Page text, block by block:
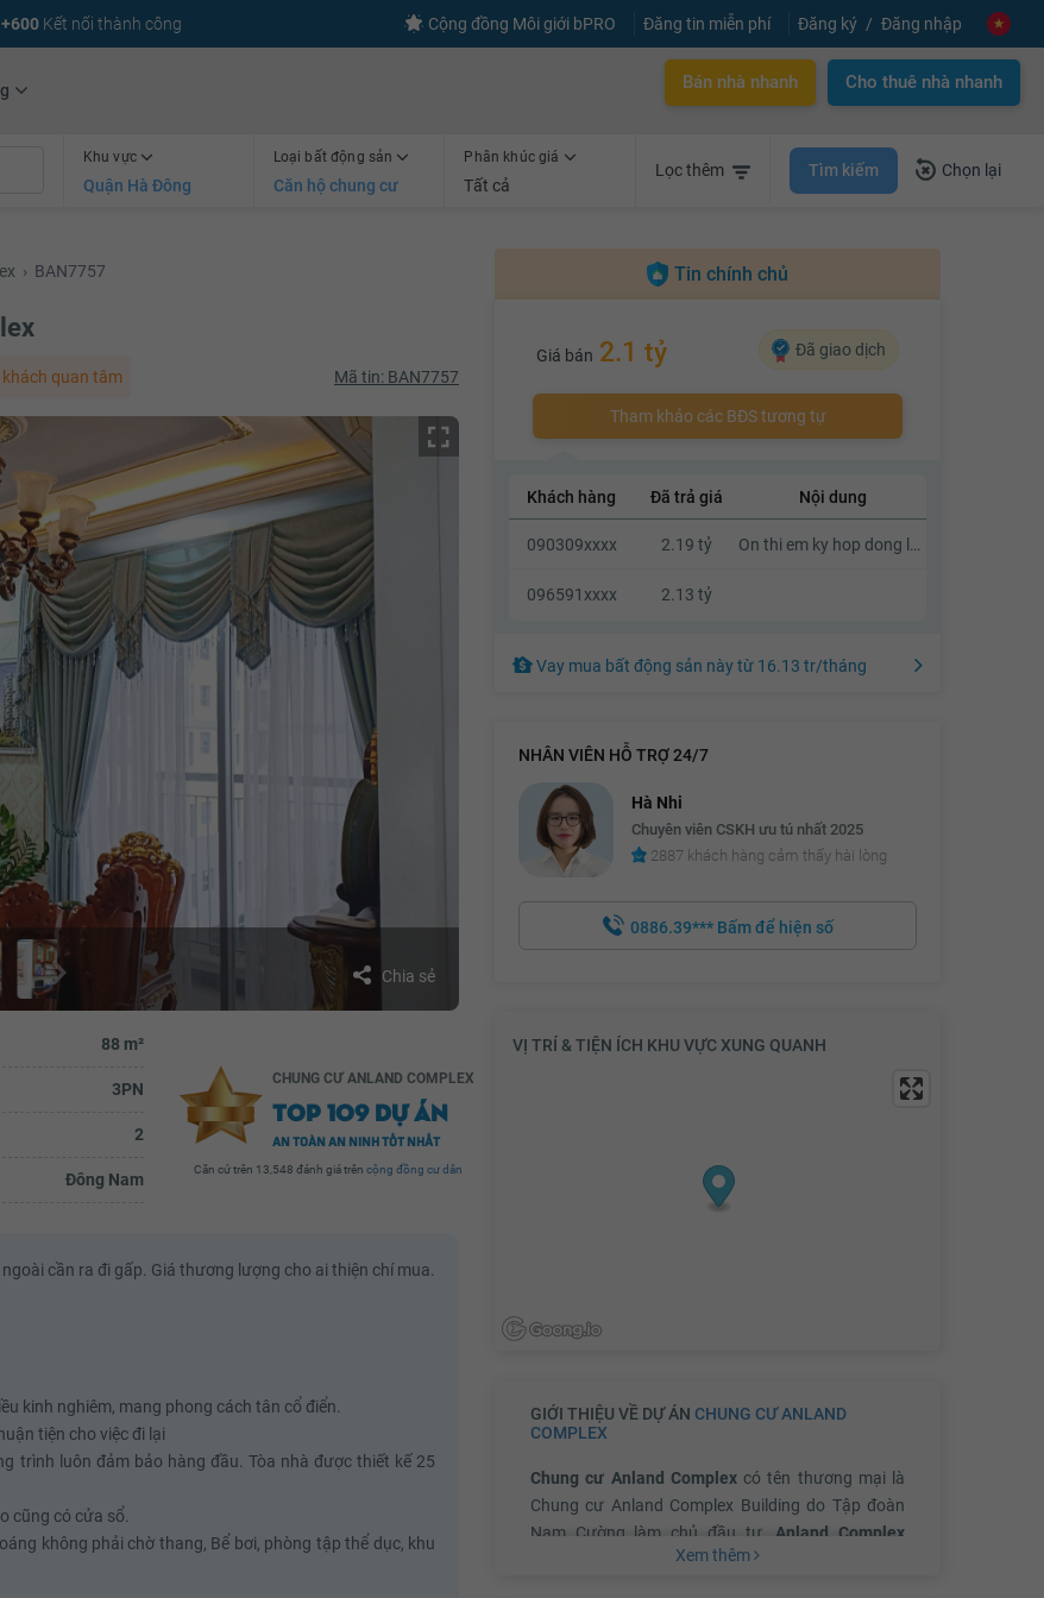
+600 Kết nối thành công Cộng đồng Môi giới bPRO Đăng tin miễn phí Đăng ký Đăng nhập
Bán nhà nhanh Cho thuê nhà nhanh
Khu vực
Quận Hà Đông
Loại bất động sản
Căn hộ chung cư
Phân khúc giá
Tất cả
Lọc thêm Tìm kiếm Chọn lại
› BAN7757
khách quan tâm Mã tin: BAN7757
Chia sẻ
88 m²
3PN
2
Đông Nam
CHUNG CƯ ANLAND COMPLEX
TOP 109 DỰ ÁN
AN TOÀN AN NINH TỐT NHẤT
Căn cứ trên 13,548 đánh giá trên cộng đồng cư dân
cần ra đi gấp. Giá thương lượng cho ai thiện chí mua.
kinh nghiêm, mang phong cách tân cổ điển.
tiện cho việc đi lại
trình luôn đảm bảo hàng đầu. Tòa nhà được thiết kế 25
cũng có cửa sổ.
không phải chờ thang, Bể bơi, phòng tập thể dục, khu
Tin chính chủ
Giá bán 2.1 tỷ Đã giao dịch
Tham khảo các BĐS tương tự
Khách hàng Đã trả giá Nội dung
090309xxxx 2.19 tỷ On thi em ky hop dong luon nhe a
096591xxxx 2.13 tỷ
Vay mua bất động sản nàytừ 16.13 tr/tháng
NHÂN VIÊN HỖ TRỢ 24/7
Hà Nhi
Chuyên viên CSKH ưu tú nhất 2025
2887 khách hàng cảm thấy hài lòng
0886.39*** Bấm để hiện số
VỊ TRÍ & TIỆN ÍCH KHU VỰC XUNG QUANH
GIỚI THIỆU VỀ DỰ ÁN CHUNG CƯ ANLAND
COMPLEX
Chung cư Anland Complexcó tên thương mại là
Chung cư Anland Complex Building do Tập đoàn
Nam Cường làm chủ đầu tư. Anland Complex
được xây dựng với quy mô một khu đô thị sinh thái
Xem thêm